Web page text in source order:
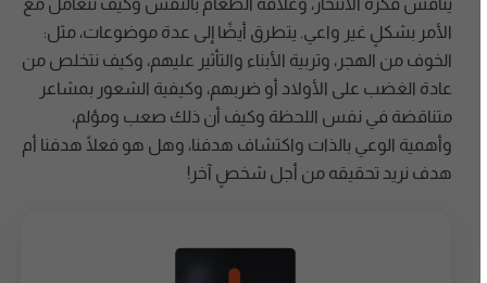
يناقش فكرة الانتحار، وعلاقة الطعام بالنفس وكيف نتعامل مع
الأمر بشكلٍ غير واعي. يتطرق أيضًا إلى عدة موضوعات، مثل:
الخوف من الهجر، وتربية الأبناء والتأثير عليهم، وكيف نتخلص من
عادة الغضب على الأولاد أو ضربهم، وكيفية الشعور بمشاعر
متناقضة في نفس اللحظة وكيف أن ذلك صعب ومؤلم،
وأهمية الوعي بالذات واكتشاف هدفنا، وهل هو فعلًا هدفنا أم
هدف نريد تحقيقه من أجل شخصٍ آخر!